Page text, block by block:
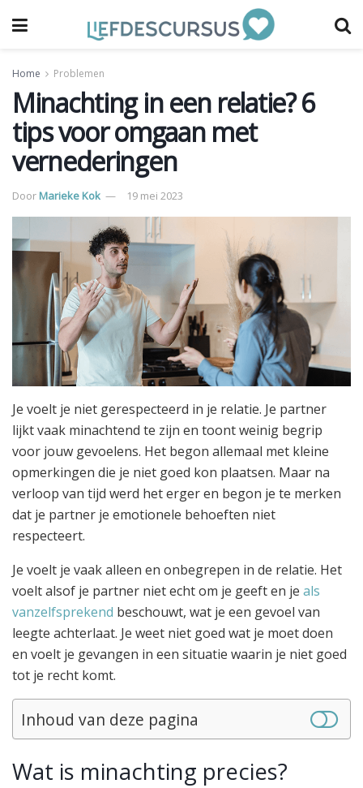
Home Problemen
Minachting in een relatie? 6
tips voor omgaan met
vernederingen
DoorMarieke Kok 19 mei 2023
Je voelt je niet gerespecteerd in je relatie. Je partner
lijkt vaak minachtend te zijn en toont weinig begrip
voor jouw gevoelens. Het begon allemaal met kleine
opmerkingen die je niet goed kon plaatsen. Maar na
verloop van tijd werd het erger en begon je te merken
dat je partner je emotionele behoeften niet
respecteert.
Je voelt je vaak alleen en onbegrepen in de relatie. Het
voelt alsof je partner niet echt om je geeft en je als
vanzelfsprekend beschouwt, wat je een gevoel van
leegte achterlaat. Je weet niet goed wat je moet doen
en voelt je gevangen in een situatie waarin je niet goed
tot je recht komt.
Inhoud van deze pagina
Wat is minachting precies?